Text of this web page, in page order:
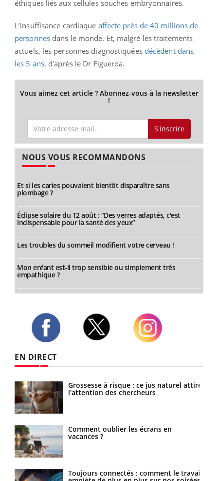
éthiques liés aux cellules souches embryonnaires.
L’insuffisance cardiaque affecte près de 40 millions de
personnesdans le monde. Et, malgré les traitements
actuels, les personnes diagnostiquées décèdent dans
les 5 ans, d’après le Dr Figueroa.
Vous aimez cet article ? Abonnez-vous à la newsletter
!
S'inscrire
NOUS VOUS RECOMMANDONS
Et si les caries pouvaient bientôt disparaître sans
plombage ?
Éclipse solaire du 12 août : “Des verres adaptés, c'est
indispensable pour la santé des yeux”
Les troubles du sommeil modifient votre cerveau !
Mon enfant est-il trop sensible ou simplement très
empathique ?
EN DIRECT
Grossesse à risque : ce jus naturel attire
l'attention des chercheurs
Comment oublier les écrans en
vacances ?
Toujours connectés : comment le travail
Cancer colorectal : une stratégie simple
aurait changé la donne au Pays basque
Chikungunya, dengue, West Nile : que
se passe-t-il dans le sud de la France ?
Les médicaments GLP-1 protègent-ils